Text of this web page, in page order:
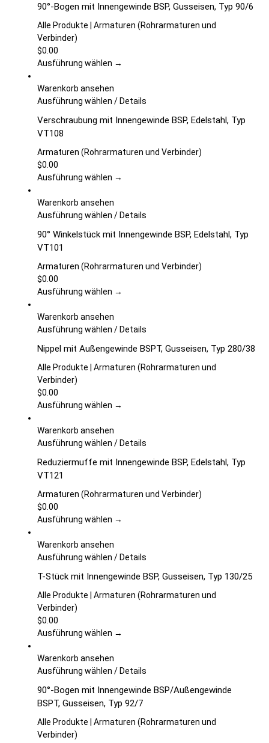
Produktseite
gewählt
weist
mehrere
Die
auf
Produktseite
werden
90°-Bogen mit Innengewinde BSP, Gusseisen, Typ 90/6
Alle Produkte | Armaturen (Rohrarmaturen und
Verbinder)
$0.00
Ausführung wählen →
Warenkorb ansehen
Ausführung wählen Dieses
weist
Varianten
Die
auf
Produktseite
werden
/Details
Verschraubung mit Innengewinde BSP, Edelstahl, Typ
VT108
Armaturen (Rohrarmaturen und Verbinder)
$0.00
Ausführung wählen →
Warenkorb ansehen
Ausführung wählen Dieses
weist
Varianten
Die
auf
Produktseite
gewählt
/Details
90° Winkelstück mit Innengewinde BSP, Edelstahl, Typ
VT101
Armaturen (Rohrarmaturen und Verbinder)
$0.00
Ausführung wählen →
Warenkorb ansehen
Ausführung wählen Dieses
weist
mehrere
Die
auf
Produktseite
werden
/Details
Nippel mit Außengewinde BSPT, Gusseisen, Typ 280/38
Alle Produkte | Armaturen (Rohrarmaturen und
Verbinder)
$0.00
Ausführung wählen →
Warenkorb ansehen
Ausführung wählen Dieses
weist
Varianten
Die
auf
Produktseite
gewählt
/Details
Reduziermuffe mit Innengewinde BSP, Edelstahl, Typ
VT121
Armaturen (Rohrarmaturen und Verbinder)
$0.00
Ausführung wählen →
Warenkorb ansehen
Ausführung wählen Dieses
weist
mehrere
Die
auf
Produktseite
gewählt
werden
/Details
T-Stück mit Innengewinde BSP, Gusseisen, Typ 130/25
Alle Produkte | Armaturen (Rohrarmaturen und
Verbinder)
$0.00
Ausführung wählen →
Warenkorb ansehen
Ausführung wählen Dieses
weist
mehrere
Varianten
/Details
90°-Bogen mit Innengewinde BSP/Außengewinde
BSPT, Gusseisen, Typ 92/7
Alle Produkte | Armaturen (Rohrarmaturen und
Verbinder)